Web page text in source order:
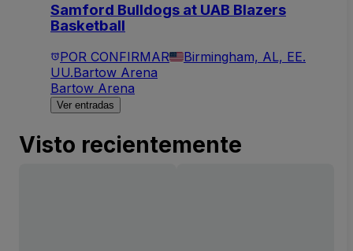
Samford Bulldogs at UAB Blazers
Basketball
POR CONFIRMAR
Birmingham, AL, EE.
UU.Bartow Arena
Bartow Arena
Ver entradas
Visto recientemente